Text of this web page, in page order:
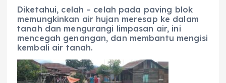
Diketahui, celah – celah pada paving blok
memungkinkan air hujan meresap ke dalam
tanah dan mengurangi limpasan air, ini
mencegah genangan, dan membantu mengisi
kembali air tanah.